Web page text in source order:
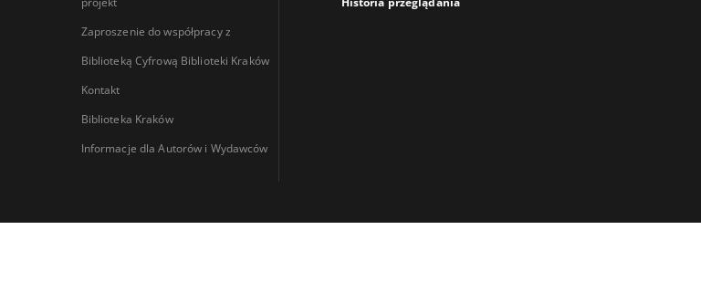
Zaproszenie do współpracy z
Biblioteką Cyfrową Biblioteki Kraków
Kontakt
Biblioteka Kraków
Informacje dla Autorów i Wydawców